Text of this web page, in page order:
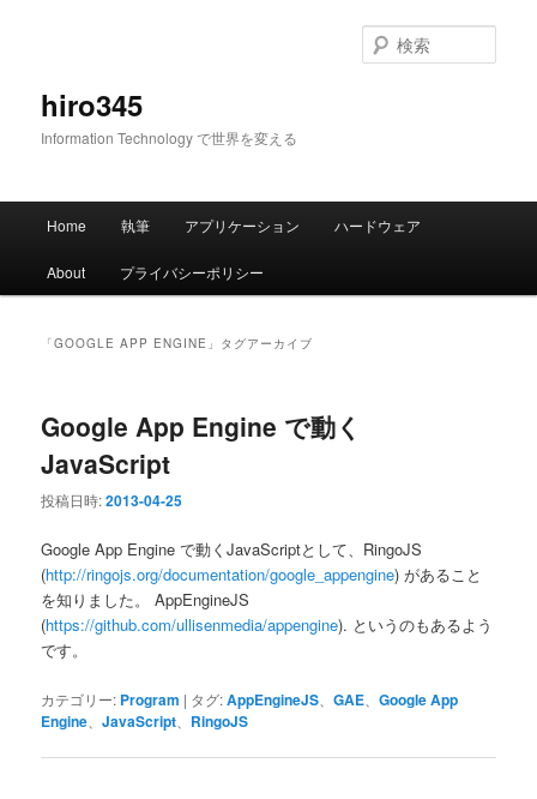
hiro345
Information Technology で世界を変える
索
メ
Home 執筆 アプリケーション ハードウェア
About プライバシーポリシー
「GOOGLE APP ENGINE 」タグアーカイブ
Google App Engine で動く
JavaScript
投稿日時:2013-04-25
Google App Engine で動くJavaScriptとして、RingoJS
(http://ringojs.org/documentation/google_appengine) があること
を知りました。 AppEngineJS
(https://github.com/ullisenmedia/appengine). というのもあるよう
です。
カテゴリー: Program | タグ:AppEngineJS 、GAE 、Google App
Engine 、JavaScript RingoJS